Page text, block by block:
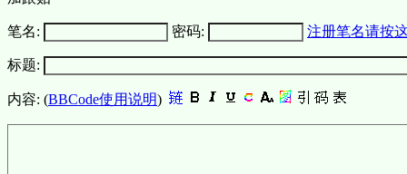
笔名: 密码: 注册笔名请按
标题:
内容: (BBCode使用说明)